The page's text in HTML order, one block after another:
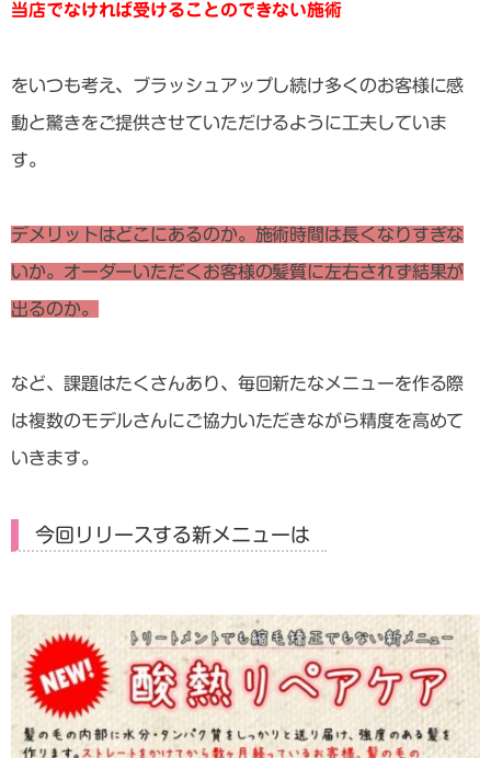
当店でなければ受けることのできない施術
をいつも考え、ブラッシュアップし続け多くのお客様に感
動と驚きをご提供させていただけるように工夫していま
す。
デメリットはどこにあるのか。施術時間は長くなりすぎな
いか。オーダーいただくお客様の髪質に左右されず結果が
出るのか。
など、課題はたくさんあり、毎回新たなメニューを作る際
は複数のモデルさんにご協力いただきながら精度を高めて
いきます。
今回リリースする新メニューは